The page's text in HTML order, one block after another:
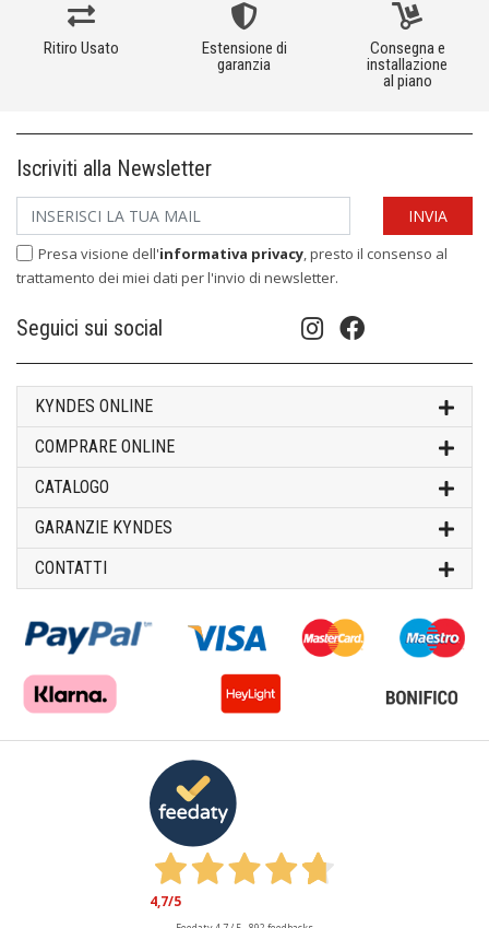
Ritiro Usato
Estensione di
garanzia
Consegna e
installazione
al piano
Iscriviti alla Newsletter
Presa visione dell'informativa privacy, presto il consenso al
trattamento dei miei dati per l'invio di newsletter.
Seguici sui social
KYNDES ONLINE
COMPRARE ONLINE
CATALOGO
GARANZIE KYNDES
CONTATTI
4,7/5